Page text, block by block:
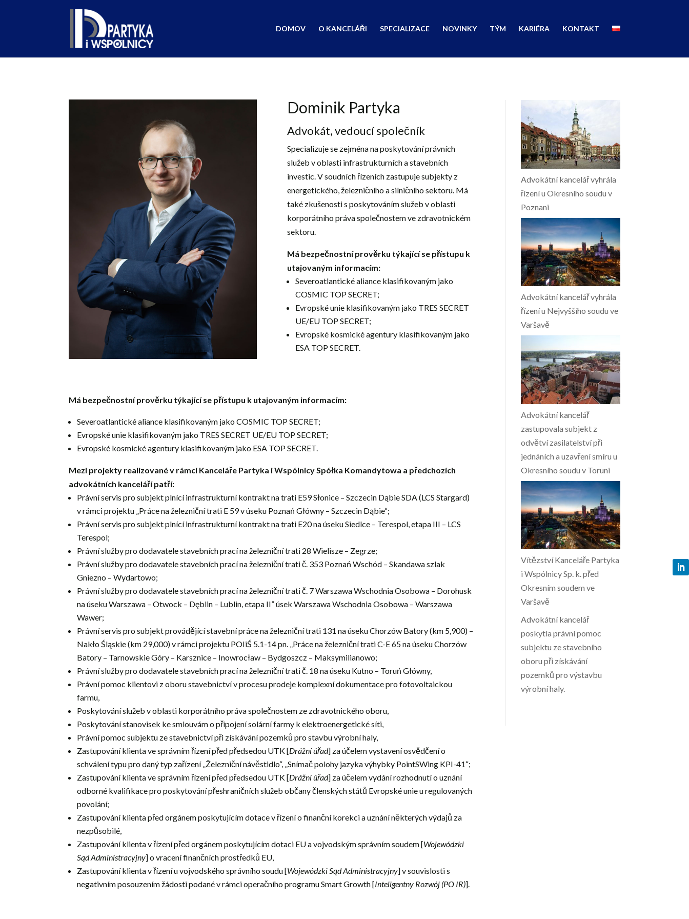
DOMOV O KANCELÁŘI SPECIALIZACE NOVINKY TÝM KARIÉRA KONTAKT
Dominik Partyka
Advokát, vedoucí společník
Specializuje se zejména na poskytování právních
služeb v oblasti infrastrukturních a stavebních
investic. V soudních řízeních zastupuje subjekty z
energetického, železničního a silničního sektoru. Má
také zkušenosti s poskytováním služeb v oblasti
korporátního práva společnostem ve zdravotnickém
sektoru.
Má bezpečnostní prověrku týkající se přístupu k
utajovaným informacím:
Severoatlantické aliance klasifikovaným jako
COSMIC TOP SECRET;
Evropské unie klasifikovaným jako TRES SECRET
UE/EU TOP SECRET;
Evropské kosmické agentury klasifikovaným jako
ESA TOP SECRET.
Má bezpečnostní prověrku týkající se přístupu k utajovaným informacím:
Severoatlantické aliance klasifikovaným jako COSMIC TOP SECRET;
Evropské unie klasifikovaným jako TRES SECRET UE/EU TOP SECRET;
Evropské kosmické agentury klasifikovaným jako ESA TOP SECRET.
Mezi projekty realizované v rámci Kanceláře Partyka i Wspólnicy Spółka Komandytowa a předchozích
advokátních kanceláří patří:
Právní servis pro subjekt plnící infrastrukturní kontrakt na trati E59 Słonice – Szczecin Dąbie SDA (LCS Stargard)
v rámci projektu „Práce na železniční trati E 59 v úseku Poznań Główny – Szczecin Dąbie“;
Právní servis pro subjekt plnící infrastrukturní kontrakt na trati E20 na úseku Siedlce – Terespol, etapa III – LCS
Terespol;
Právní služby pro dodavatele stavebních prací na železniční trati 28 Wielisze – Zegrze;
Právní služby pro dodavatele stavebních prací na železniční trati č. 353 Poznań Wschód – Skandawa szlak
Gniezno – Wydartowo;
Právní služby pro dodavatele stavebních prací na železniční trati č. 7 Warszawa Wschodnia Osobowa – Dorohusk
na úseku Warszawa – Otwock – Dęblin – Lublin, etapa II” úsek Warszawa Wschodnia Osobowa – Warszawa
Wawer;
Právní servis pro subjekt provádějící stavební práce na železniční trati 131 na úseku Chorzów Batory (km 5,900) –
Nakło Śląskie (km 29,000) v rámci projektu POIiŚ 5.1-14 pn. „Práce na železniční trati C-E 65 na úseku Chorzów
Batory – Tarnowskie Góry – Karsznice – Inowrocław – Bydgoszcz – Maksymilianowo;
Právní služby pro dodavatele stavebních prací na železniční trati č. 18 na úseku Kutno – Toruń Główny,
Právní pomoc klientovi z oboru stavebnictví v procesu prodeje komplexní dokumentace pro fotovoltaickou
farmu,
Poskytování služeb v oblasti korporátního práva společnostem ze zdravotnického oboru,
Poskytování stanovisek ke smlouvám o připojení solární farmy k elektroenergetické síti,
Právní pomoc subjektu ze stavebnictví při získávání pozemků pro stavbu výrobní haly,
Zastupování klienta ve správním řízení před předsedou UTK [Drážní úřad] za účelem vystavení osvědčení o
schválení typu pro daný typ zařízení „Železniční návěstidlo“, „Snímač polohy jazyka výhybky PointSWing KPI-41“;
Zastupování klienta ve správním řízení před předsedou UTK [Drážní úřad] za účelem vydání rozhodnutí o uznání
odborné kvalifikace pro poskytování přeshraničních služeb občany členských států Evropské unie u regulovaných
povolání;
Zastupování klienta před orgánem poskytujícím dotace v řízení o finanční korekci a uznání některých výdajů za
nezpůsobilé,
Zastupování klienta v řízení před orgánem poskytujícím dotaci EU a vojvodským správním soudem [Wojewódzki
Sąd Administracyjny] o vracení finančních prostředků EU,
Zastupování klienta v řízení u vojvodského správního soudu [Wojewódzki Sąd Administracyjny] v souvislosti s
negativním posouzením žádosti podané v rámci operačního programu Smart Growth [Inteligentny Rozwój (PO IR)].
Advokátní kancelář vyhrála
řízení u Okresního soudu v
Poznani
Advokátní kancelář vyhrála
řízení u Nejvyššího soudu ve
Varšavě
Advokátní kancelář
zastupovala subjekt z
odvětví zasilatelství při
jednáních a uzavření smíru u
Okresního soudu v Toruni
Vítězství Kanceláře Partyka
i Wspólnicy Sp. k. před
Okresním soudem ve
Varšavě
Advokátní kancelář
poskytla právní pomoc
subjektu ze stavebního
oboru při získávání
pozemků pro výstavbu
výrobní haly.